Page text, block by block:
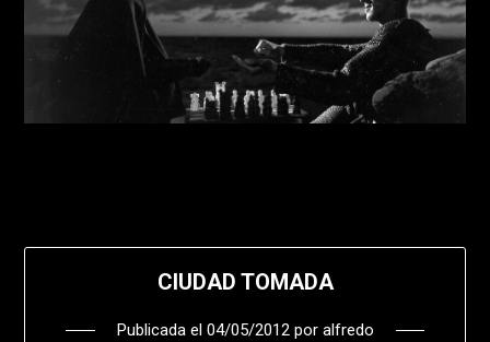
CIUDAD TOMADA
Publicada el 04/05/2012por alfredo